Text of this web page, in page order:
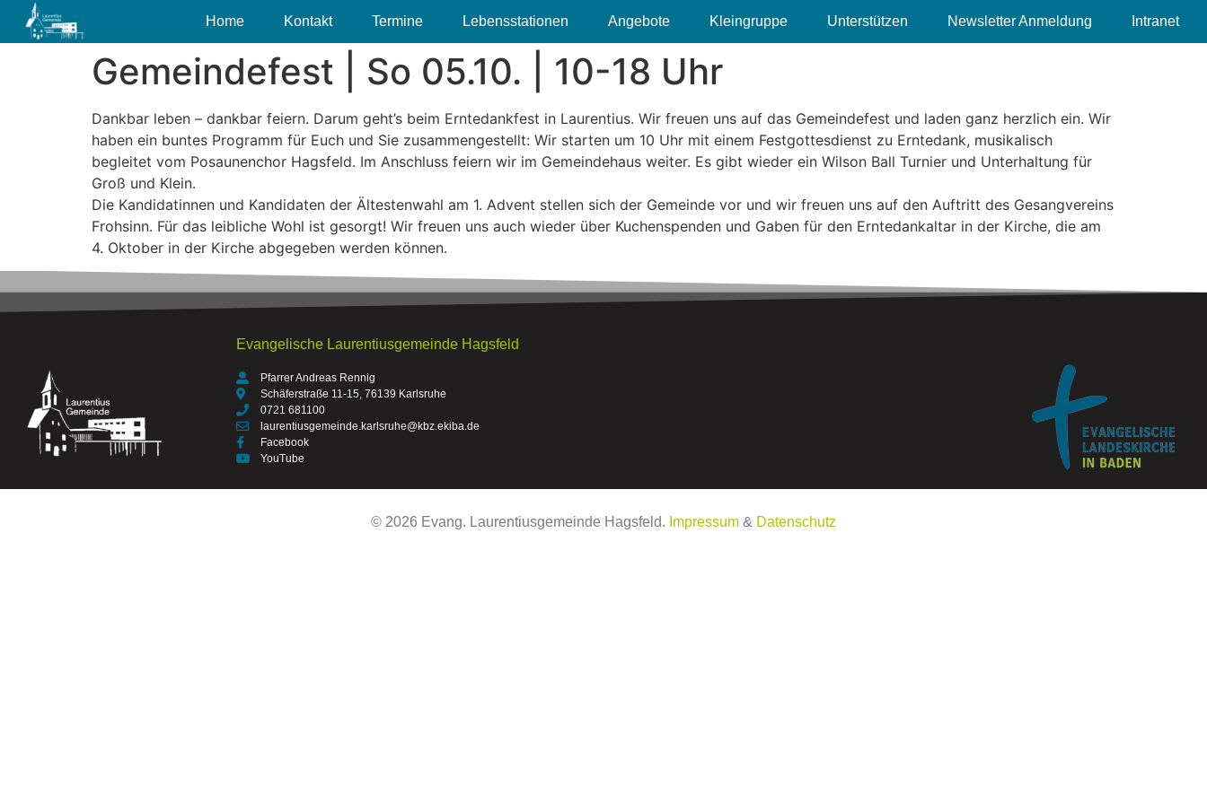
Home Kontakt Termine Lebensstationen Angebote Kleingruppe Unterstützen Newsletter Anmeldung Intranet
Gemeindefest | So 05.10. | 10-18 Uhr
Dankbar leben – dankbar feiern. Darum geht’s beim Erntedankfest in Laurentius. Wir freuen uns auf das Gemeindefest und laden ganz herzlich ein. Wir
haben ein buntes Programm für Euch und Sie zusammengestellt: Wir starten um 10 Uhr mit einem Festgottesdienst zu Erntedank, musikalisch
begleitet vom Posaunenchor Hagsfeld. Im Anschluss feiern wir im Gemeindehaus weiter. Es gibt wieder ein Wilson Ball Turnier und Unterhaltung für
Groß und Klein.
Die Kandidatinnen und Kandidaten der Ältestenwahl am 1. Advent stellen sich der Gemeinde vor und wir freuen uns auf den Auftritt des Gesangvereins
Frohsinn. Für das leibliche Wohl ist gesorgt! Wir freuen uns auch wieder über Kuchenspenden und Gaben für den Erntedankaltar in der Kirche, die am
4. Oktober in der Kirche abgegeben werden können.
Evangelische Laurentiusgemeinde Hagsfeld
Pfarrer Andreas Rennig
Schäferstraße 11-15, 76139 Karlsruhe
0721 681100
laurentiusgemeinde.karlsruhe@kbz.ekiba.de
Facebook
YouTube
© 2026 Evang. Laurentiusgemeinde Hagsfeld. Impressum & Datenschutz